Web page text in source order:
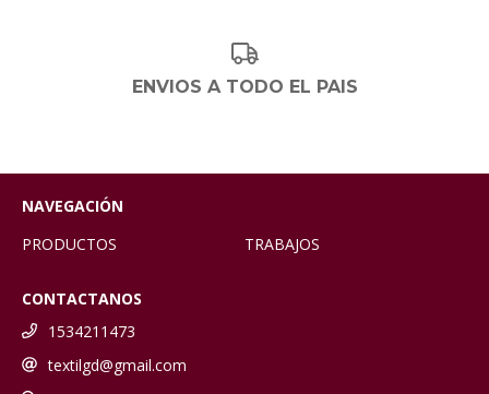
ENVIOS A TODO EL PAIS
NAVEGACIÓN
PRODUCTOS
TRABAJOS
CONTACTANOS
1534211473
textilgd@gmail.com